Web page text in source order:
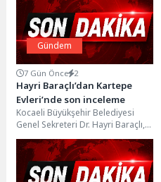
Gündem
7 Gün Önce 2
Hayri Baraçlı’dan Kartepe
Evleri’nde son inceleme
Kocaeli Büyükşehir Belediyesi
Genel Sekreteri Dr. Hayri Baraçlı,
Kent Konut A.Ş. tarafından yapımı
büyük ölçüde...